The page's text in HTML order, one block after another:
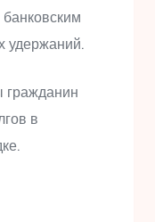
удержаний.
гражданин
в